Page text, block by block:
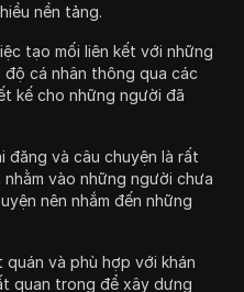
nền tảng.
tạo mối liên kết với những
cá nhân thông qua các
kế cho những người đã
đăng và câu chuyện là rất
vào những người chưa
nên nhắm đến những
và phù hợp với khán
quan trọng để xây dựng